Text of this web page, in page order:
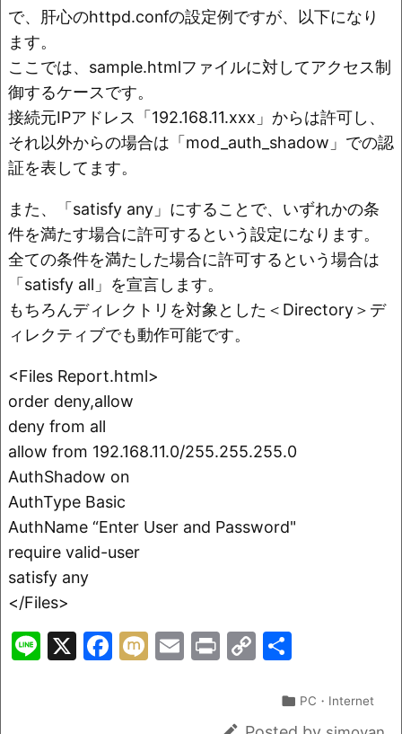
で、肝心のhttpd.confの設定例ですが、以下になり
ます。
ここでは、sample.htmlファイルに対してアクセス制
御するケースです。
接続元IPアドレス「192.168.11.xxx」からは許可し、
それ以外からの場合は「mod_auth_shadow」での認
証を表してます。
また、「satisfy any」にすることで、いずれかの条
件を満たす場合に許可するという設定になります。
全ての条件を満たした場合に許可するという場合は
「satisfy all」を宣言します。
もちろんディレクトリを対象とした＜Directory＞デ
ィレクティブでも動作可能です。
<Files Report.html>
order deny,allow
deny from all
allow from 192.168.11.0/255.255.255.0
AuthShadow on
AuthType Basic
AuthName “Enter User and Password"
require valid-user
satisfy any
</Files>
Li X
F
M E
Pr C
 PC・Internet